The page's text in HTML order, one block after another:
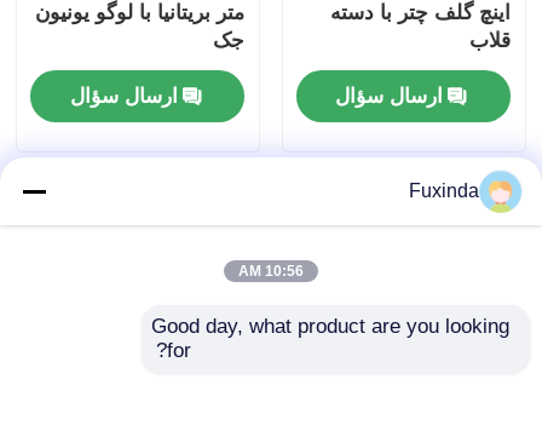
اینچ گلف چتر با دسته
قلاب
ارسال سؤال
متر بریتانیا با لوگو یونیون
جک
ارسال سؤال
Fuxinda
10:56 AM
Good day, what product are you looking
for?